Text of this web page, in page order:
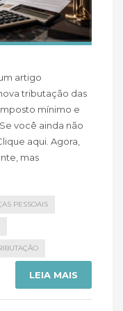
artigo
tributação das
mínimo e
você ainda não
aqui. Agora,
mas
PESSOAIS
LEIA MAIS